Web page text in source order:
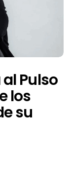
Pulso
los
su